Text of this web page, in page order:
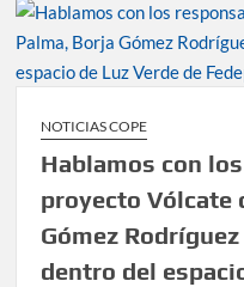
NOTICIAS COPE
Hablamos con
proyecto Vólcate
Gómez
dentro del